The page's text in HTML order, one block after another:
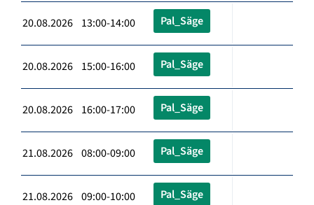
20.08.2026 13:00-14:00 Pal_Säge
20.08.2026 15:00-16:00 Pal_Säge
20.08.2026 16:00-17:00 Pal_Säge
21.08.2026 08:00-09:00 Pal_Säge
21.08.2026 09:00-10:00 Pal_Säge